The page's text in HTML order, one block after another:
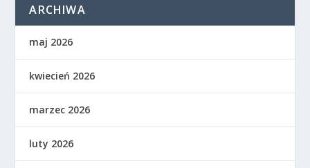
ARCHIWA
maj 2026
kwiecień 2026
marzec 2026
luty 2026